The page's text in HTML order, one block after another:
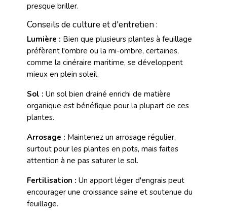
presque briller.
Conseils de culture et d'entretien :
Lumière : Bien que plusieurs plantes à feuillage
préfèrent l'ombre ou la mi-ombre, certaines,
comme la cinéraire maritime, se développent
mieux en plein soleil.
Sol : Un sol bien drainé enrichi de matière
organique est bénéfique pour la plupart de ces
plantes.
Arrosage : Maintenez un arrosage régulier,
surtout pour les plantes en pots, mais faites
attention à ne pas saturer le sol.
Fertilisation : Un apport léger d'engrais peut
encourager une croissance saine et soutenue du
feuillage.